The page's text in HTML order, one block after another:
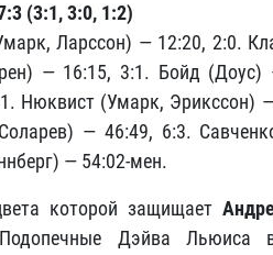
(3:1, 3:0, 1:2)
Ларссон) — 12:20, 2:0.
— 16:15, 3:1. Бойд (Доус)
Нюквист (Умарк, Эрикссон)
— 46:49, 6:3.
— 54:02-мен.
которой защищает
Дэйва Льюиса в